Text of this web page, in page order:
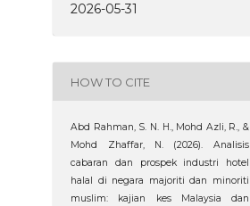
2026-05-31
HOW TO CITE
Abd Rahman, S. N. H., Mohd Azli, R., &
Mohd Zhaffar, N. (2026). Analisis
cabaran dan prospek industri hotel
halal di negara majoriti dan minoriti
muslim: kajian kes Malaysia dan